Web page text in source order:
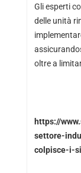
Gli esperti
delle unità
oltre a
https://
settore-
colpisce-i-